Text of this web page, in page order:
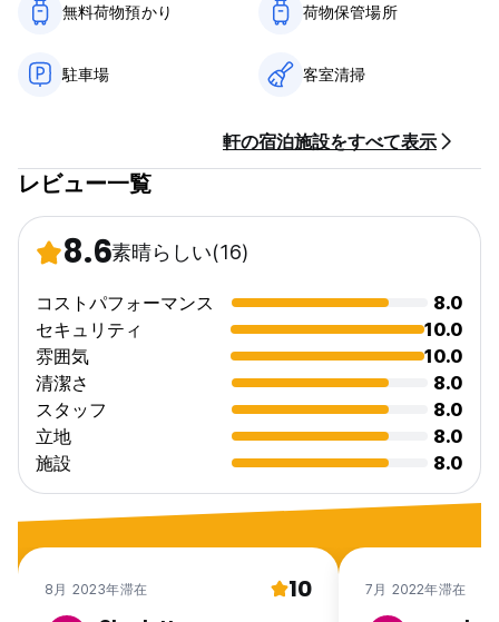
1泊あたりの人
チェックイン時間中の受付
最長滞在は14日間です。 (Auto-translated from original
language)
無料荷物預かり 荷物保管場所
駐車場 客室清掃
軒の宿泊施設をすべて表示
レビュー一覧
8.6素晴らしい(16)
コストパフォーマンス
8.0
セキュリティ
10.0
雰囲気
10.0
清潔さ
8.0
スタッフ
8.0
立地
8.0
施設
8.0
8月 2023年滞在 10 7月 2022年滞在